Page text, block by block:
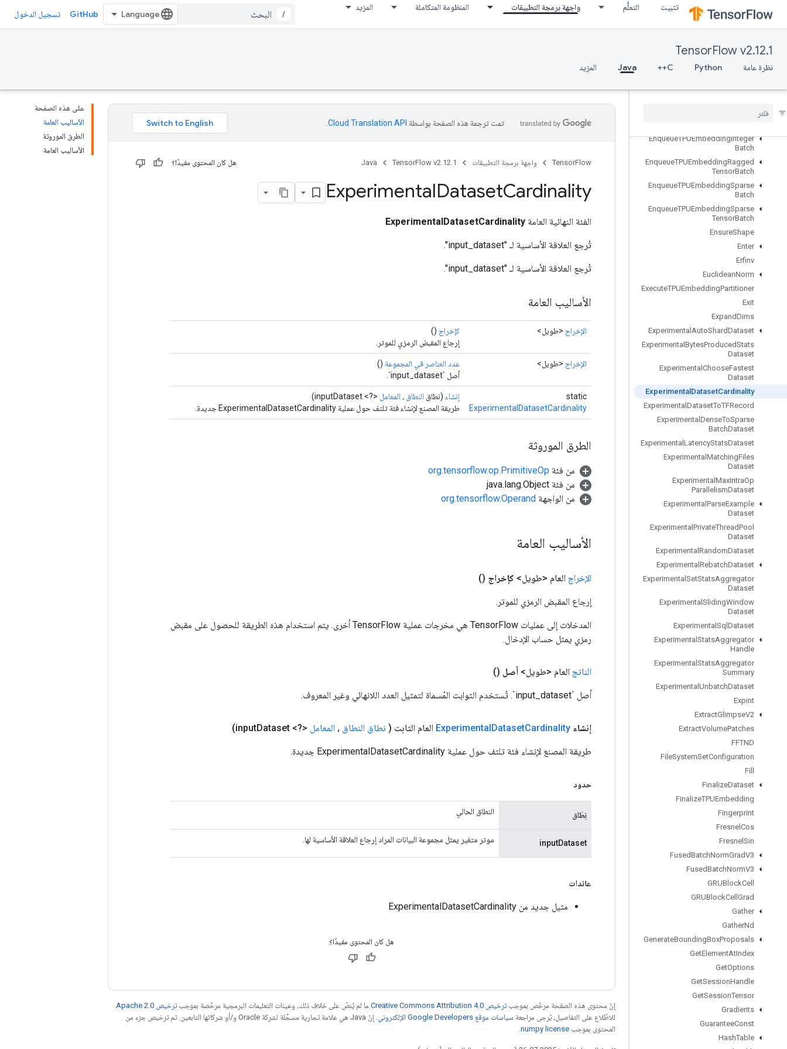
تثبيت التعلُّم واجهة برمجة التطبيقات المنظومة المتكاملة المزيد
/
GitHub تسجيل الدخول
TensorFlow v2.12.1
نظرة عامة Python
C++
Java المزيد
Eig
Einsum
Empty
EmptyTensorMap
EnqueueTPUEmbeddingInteger
Batch
EnqueueTPUEmbeddingRagged
TensorBatch
EnqueueTPUEmbeddingSparse
Batch
EnqueueTPUEmbeddingSparse
TensorBatch
EnsureShape
Enter
Erfinv
EuclideanNorm
ExecuteTPUEmbeddingPartitioner
Exit
ExpandDims
Experimental AutoShardDataset
Experimental BytesProducedStats
Dataset
Experimental ChooseFastest
Dataset
Experimental DatasetCardinality
Experimental DatasetToTFRecord
Experimental DenseToSparse
BatchDataset
Experimental LatencyStatsDataset
Experimental MatchingFiles
Dataset
Experimental MaxIntraOp
ParallelismDataset
Experimental ParseExample
Dataset
Experimental PrivateThreadPool
Dataset
Experimental RandomDataset
Experimental RebatchDataset
Experimental SetStatsAggregator
Dataset
Experimental SlidingWindow
Dataset
Experimental Sql Dataset
Experimental StatsAggregator
Handle
Experimental StatsAggregator
Summary
Experimental UnbatchDataset
Expint
ExtractGlimpseV2
ExtractVolumePatches
FFTND
FileSystemSetConfiguration
Fill
FinalizeDataset
FinalizeTPUEmbedding
Fingerprint
Fresnel Cos
Fresnel Sin
FusedBatchNormGradV3
FusedBatchNormV3
GRUBlockCell
GRUBlockCell Grad
Gather
GatherNd
GenerateBoundingBoxProposals
GetElementAtIndex
GetOptions
GetSessionHandle
GetSessionTensor
Gradients
GuaranteeConst
HashTable
على هذه الصفحة
الأساليب العامة
الطرق الموروثة
الأساليب العامة
تمت ترجمة هذه الصفحة بواسطة Cloud Translation API‏
TensorFlow واجهة برمجة التطبيقات TensorFlow v2.12.1
Java هل كان المحتوى مفيدًا؟
ExperimentalDatasetCardinality
الفئة النهائية العامة ExperimentalDatasetCardinality
تُرجع العلاقة الأساسية لـ "input_dataset".
تُرجع العلاقة الأساسية لـ "input_dataset".
الأساليب العامة
الإخراج <طويل> كإخراج ()
إرجاع المقبض الرمزي للموتر.
الإخراج <طويل> عدد العناصر في المجموعة ()
أصل `input_dataset`.
static
ExperimentalDatasetCardinality
إنشاء (نطاق النطاق ، المعامل <?> inputDataset)
طريقة المصنع لإنشاء فئة تلتف حول عملية ExperimentalDatasetCardinality جديدة.
الطرق الموروثة
من فئة org.tensorflow.op.PrimitiveOp
من فئة java.lang.Object
من الواجهة org.tensorflow.Operand
الأساليب العامة
الإخراج العام <طويل> كإخراج ()
إرجاع المقبض الرمزي للموتر.
المدخلات إلى عمليات TensorFlow هي مخرجات عملية TensorFlow أخرى. يتم استخدام هذه الطريقة للحصول على مقبض
رمزي يمثل حساب الإدخال.
الناتج العام <طويل> أصل ()
أصل `input_dataset`. تُستخدم الثوابت المُسماة لتمثيل العدد اللانهائي وغير المعروف.
إنشاء ExperimentalDatasetCardinality العام الثابت ( نطاق النطاق ، المعامل <?> input
Dataset)
طريقة المصنع لإنشاء فئة تلتف حول عملية ExperimentalDatasetCardinality جديدة.
حدود
نِطَاق النطاق الحالي
inputDataset موتر متغير يمثل مجموعة البيانات المراد إرجاع العلاقة الأساسية لها.
عائدات
مثيل جديد من ExperimentalDatasetCardinality
هل كان المحتوى مفيدًا؟
إنّ محتوى هذه الصفحة مرخّص بموجبترخيص Creative Commons Attribution 4.0‏ ما لم يُنصّ على خلاف ذلك، وعينات التعليمات البرمجية مرخّصة بموجبترخيص Apache 2.0‏
للاطّلاع على التفاصيل، يُرجى مراجعة سياسات موقع Google Developers الإلكتروني
. إنّ Java هي علامة تجارية مسجَّلة لشركة Oracle و/أو شركائها التابعين. تم ترخيص جزء من
المحتوى بموجب numpy license